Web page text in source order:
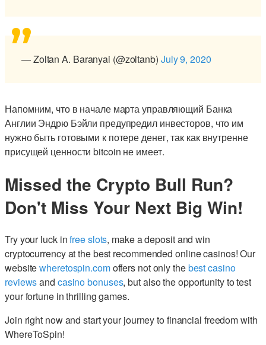
— Zoltan A. Baranyai (@zoltanb) July 9, 2020
Напомним, что в начале марта управляющий Банка
Англии Эндрю Бэйли предупредил инвесторов, что им
нужно быть готовыми к потере денег, так как внутренне
присущей ценности bitcoin не имеет.
Missed the Crypto Bull Run?
Don't Miss Your Next Big Win!
Try your luck infree slots, make a deposit and win
cryptocurrency at the best recommended online casinos! Our
websitewheretospin.comoffers not only thebest casino
reviewsand casino bonuses, but also the opportunity to test
your fortune in thrilling games.
Join right now and start your journey to financial freedom with
WhereToSpin!